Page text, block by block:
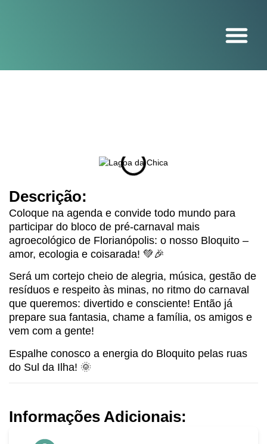
Descrição:
Coloque na agenda e convide todo mundo para
participar do bloco de pré-carnaval mais
agroecológico de Florianópolis: o nosso Bloquito –
amor, ecologia e coisarada! 💚🎉
Será um cortejo cheio de alegria, música, gestão de
resíduos e respeito às minas, no ritmo do carnaval
que queremos: divertido e consciente! Então já
prepare sua fantasia, chame a família, os amigos e
vem com a gente!
Espalhe conosco a energia do Bloquito pelas ruas
do Sul da Ilha! 🌞
Informações Adicionais: